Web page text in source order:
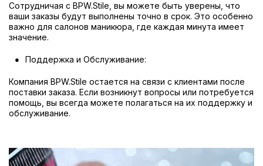
Сотрудничая с BPW.Stile, вы можете быть уверены, что
ваши заказы будут выполнены точно в срок. Это особенно
важно для салонов маникюра, где каждая минута имеет
значение.
Поддержка и Обслуживание:
Компания BPW.Stile остается на связи с клиентами после
поставки заказа. Если возникнут вопросы или потребуется
помощь, вы всегда можете полагаться на их поддержку и
обслуживание.